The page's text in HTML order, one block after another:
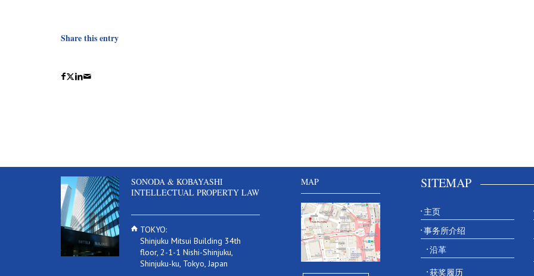
Share this entry
SONODA & KOBAYASHI
INTELLECTUAL PROPERTY LAW
TOKYO:
Shinjuku Mitsui Building 34th
floor, 2-1-1 Nishi-Shinjuku,
Shinjuku-ku, Tokyo, Japan
MAP SITEMAP
主页
事务所介绍
沿革
获奖履历